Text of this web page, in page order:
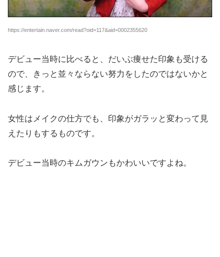
https://entertain.naver.com/read?oid=117&aid=0002355620
デビュー当時に比べると、だいぶ痩せた印象も受ける
ので、きっと並々ならない努力をしたのではないかと
感じます。
女性はメイクの仕方でも、印象がガラッと変わって見
えたりもするものです。
デビュー当時のキムガウンもかわいいですよね。